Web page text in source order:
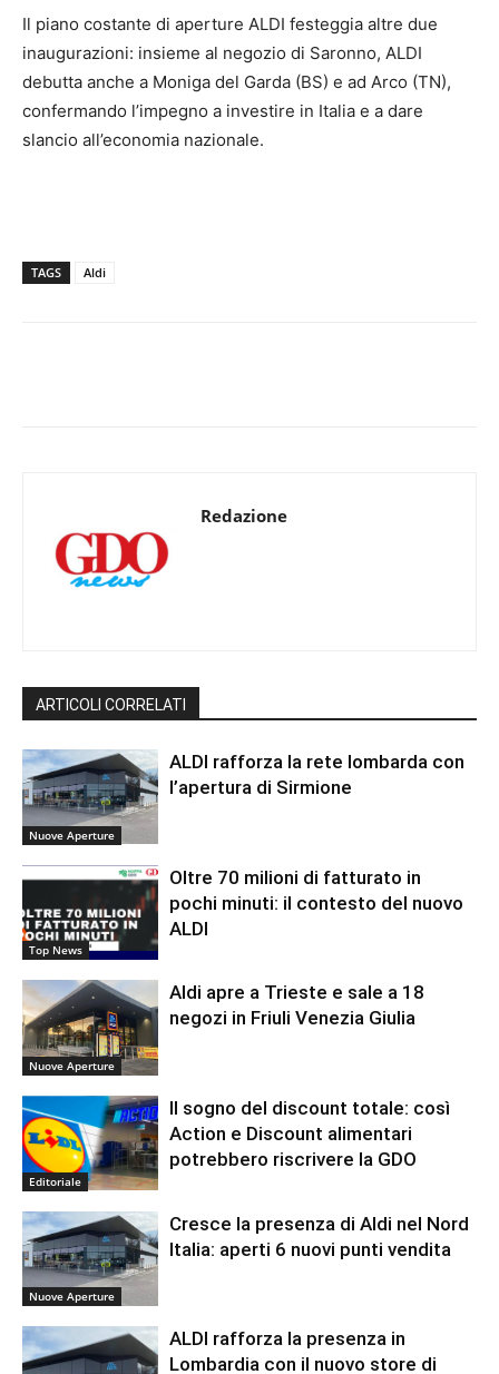
Il piano costante di aperture ALDI festeggia altre due
inaugurazioni: insieme al negozio di Saronno, ALDI
debutta anche a Moniga del Garda (BS) e ad Arco (TN),
confermando l’impegno a investire in Italia e a dare
slancio all’economia nazionale.
TAGS Aldi
Redazione
ARTICOLI CORRELATI
Nuove Aperture
ALDI rafforza la rete lombarda con
l’apertura di Sirmione
Top News
Oltre 70 milioni di fatturato in
pochi minuti: il contesto del nuovo
ALDI
Nuove Aperture
Aldi apre a Trieste e sale a 18
negozi in Friuli Venezia Giulia
Editoriale
Il sogno del discount totale: così
Action e Discount alimentari
potrebbero riscrivere la GDO
Nuove Aperture
Cresce la presenza di Aldi nel Nord
Italia: aperti 6 nuovi punti vendita
ALDI rafforza la presenza in
Lombardia con il nuovo store di